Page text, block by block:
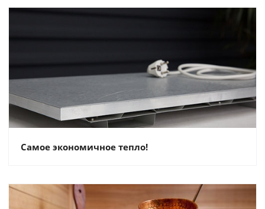
Самое экономичное тепло!